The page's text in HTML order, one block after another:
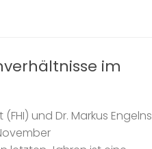
im
und Dr. Markus Engelns